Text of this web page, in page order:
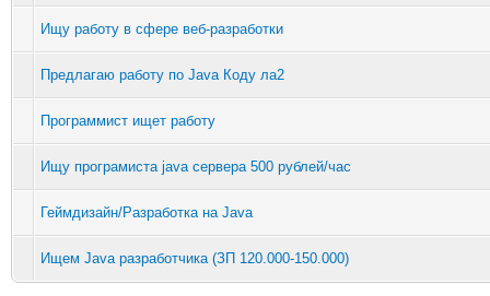
Ищу работу в сфере веб-разработки
Предлагаю работу по Java Коду ла2
Программист ищет работу
Ищу програмиста java сервера 500 рублей/час
Геймдизайн/Разработка на Java
Ищем Java разработчика (ЗП 120.000-150.000)